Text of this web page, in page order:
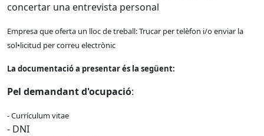
concertar una entrevista personal
Empresa que oferta un lloc de treball: Trucar per telèfon i/o enviar la
sol•licitud per correu electrònic
La documentació a presentar és la següent:
Pel demandant d'ocupació:
- Currículum vitae
- DNI